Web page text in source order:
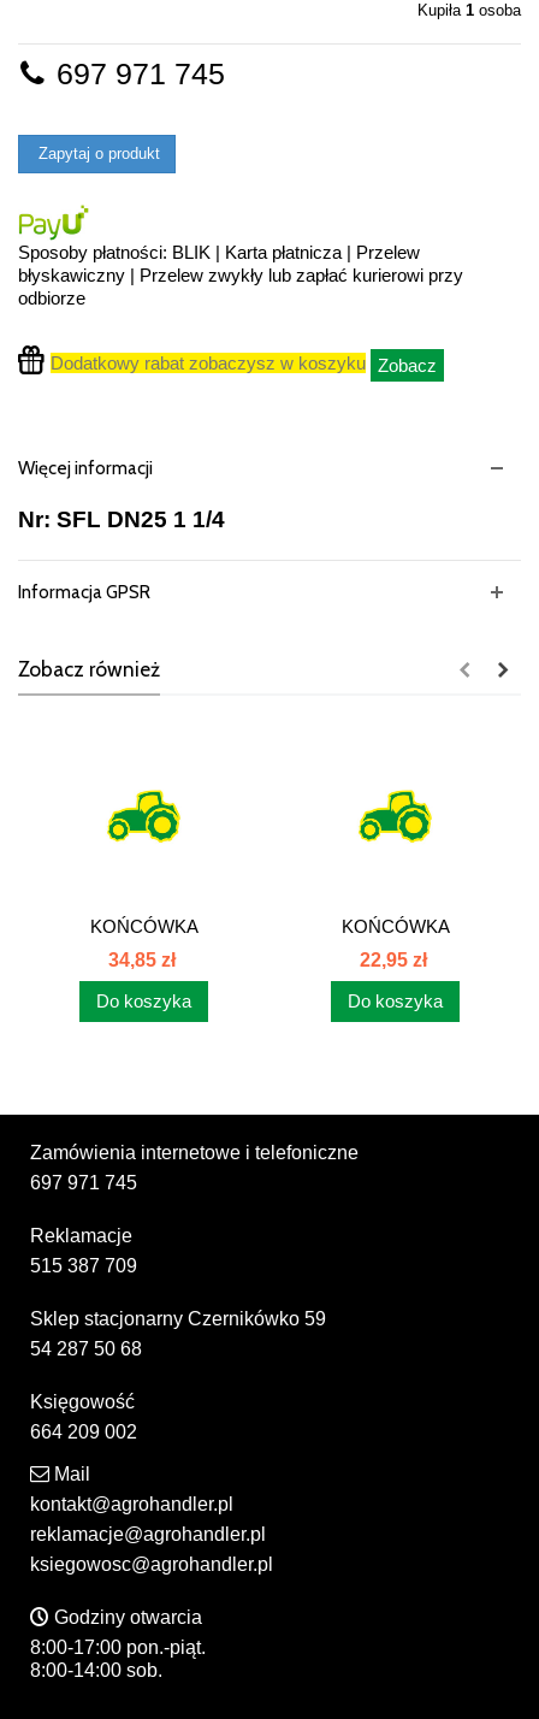
Kupiła 1 osoba
697 971 745
Zapytaj o produkt
Sposoby płatności: BLIK | Karta płatnicza | Przelew
błyskawiczny | Przelew zwykły lub zapłać kurierowi przy
odbiorze
Dodatkowy rabat zobaczysz w koszyku Zobacz
Więcej informacji
Nr: SFL DN25 1 1/4
Informacja GPSR
Zobacz również
KOŃCÓWKA
FLANSZOWA SAE -
LEKKA SFL
34,85 zł
Do koszyka
KOŃCÓWKA
FLANSZOWA SAE -
LEKKA SFL
22,95 zł
Do koszyka
Zamówienia internetowe i telefoniczne
697 971 745
Reklamacje
515 387 709
Sklep stacjonarny Czernikówko 59
54 287 50 68
Księgowość
664 209 002
Mail
kontakt@agrohandler.pl
reklamacje@agrohandler.pl
ksiegowosc@agrohandler.pl
Godziny otwarcia
8:00-17:00 pon.-piąt.
8:00-14:00 sob.